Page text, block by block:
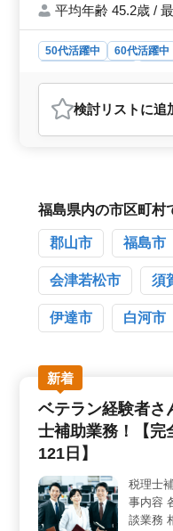
平均年齢 45.2歳 /
50代活躍中 60代活躍中
おすすめポイント
＜キャリア活用のチャンス＞ 本求人では、会
経験があれば年数を問
識やスキルを活かしな
豊富な方にとって適
＜働きやすい環境＞ 年間休日125日以上や週休2日制
で、ワークライフバラ
す。残業も少なく、車
を軽減しながら安定し
成長と安定の両立＞ 税理士補助業務や巡回監査、顧問
先への経営指導など、
専門スキルの習得や向
検討リスト に追
福島県内の市区町村
郡山市 福島市
会津若松市 須
伊達市 白河市
新着
ベテラン経験者さ
士補助業務！【完
121日】
税理士
事内容
談業務